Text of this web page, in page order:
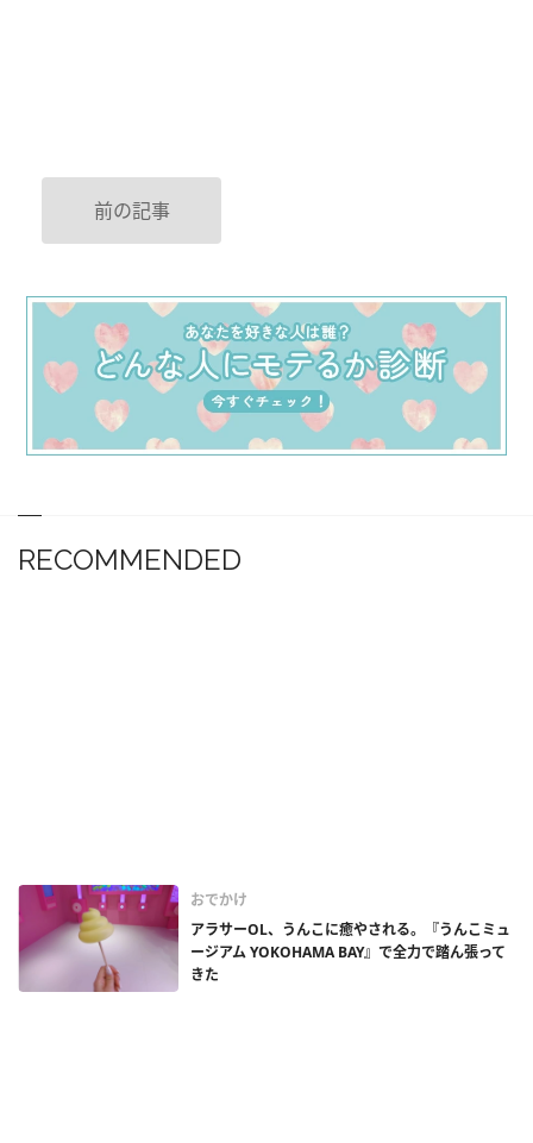
前の記事
RECOMMENDED
おでかけ
アラサーOL、うんこに癒やされる。『うんこミュ
ージアム YOKOHAMA BAY』で全力で踏ん張って
きた